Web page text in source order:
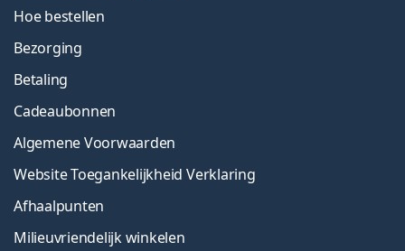
Hoe bestellen
Bezorging
Betaling
Cadeaubonnen
Algemene Voorwaarden
Website Toegankelijkheid Verklaring
Afhaalpunten
Milieuvriendelijk winkelen